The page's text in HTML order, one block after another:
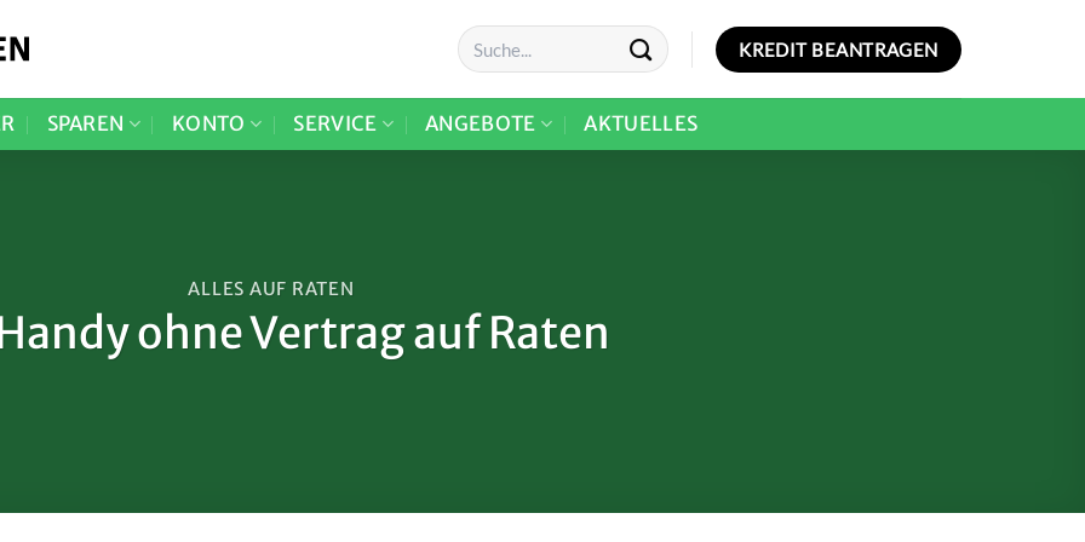
KREDIT BEANTRAGEN
SPAREN KONTO SERVICE ANGEBOTE AKTUELLES
ALLES AUF RATEN
ohne Vertrag auf Raten